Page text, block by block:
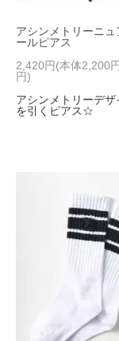
アシンメトリーニュ
ールピアス
2,420円(本体2,200
円)
アシンメトリーデザ
を引くピアス☆